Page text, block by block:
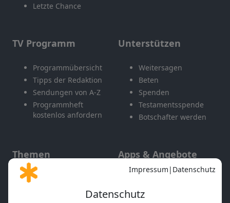
Letzte Chance
TV Programm
Programmübersicht
Tipps der Redaktion
Sendungen von A-Z
Programmheft
kostenlos anfordern
Unterstützen
Weitersagen
Beten
Spenden
Testamentsspende
Botschafter werden
Themen
Gott und Bibel erklärt
Apps & Angebote
Mobile App